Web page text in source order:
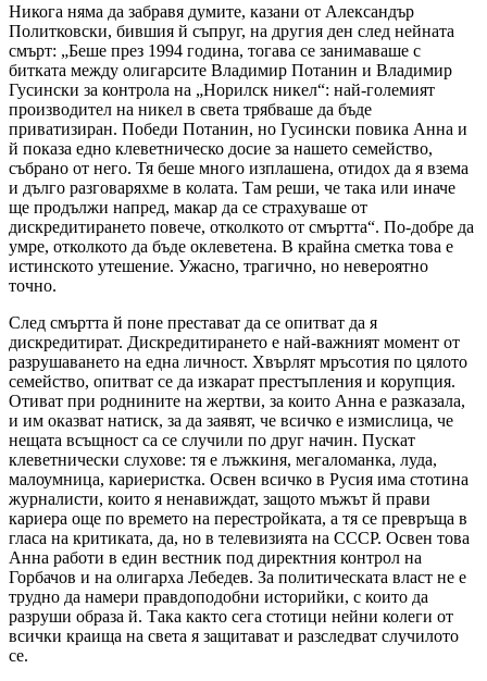
Никога няма да забравя думите, казани от Александър
Политковски, бившия й съпруг, на другия ден след нейната
смърт: „Беше през 1994 година, тогава се занимаваше с
битката между олигарсите Владимир Потанин и Владимир
Гусински за контрола на „Норилск никел“: най-големият
производител на никел в света трябваше да бъде
приватизиран. Победи Потанин, но Гусински повика Анна и
й показа едно клеветническо досие за нашето семейство,
събрано от него. Тя беше много изплашена, отидох да я взема
и дълго разговаряхме в колата. Там реши, че така или иначе
ще продължи напред, макар да се страхуваше от
дискредитирането повече, отколкото от смъртта“. По-добре да
умре, отколкото да бъде оклеветена. В крайна сметка това е
истинското утешение. Ужасно, трагично, но невероятно
точно.
След смъртта й поне престават да се опитват да я
дискредитират. Дискредитирането е най-важният момент от
разрушаването на една личност. Хвърлят мръсотия по цялото
семейство, опитват се да изкарат престъпления и корупция.
Отиват при роднините на жертви, за които Анна е разказала,
и им оказват натиск, за да заявят, че всичко е измислица, че
нещата всъщност са се случили по друг начин. Пускат
клеветнически слухове: тя е лъжкиня, мегаломанка, луда,
малоумница, кариеристка. Освен всичко в Русия има стотина
журналисти, които я ненавиждат, защото мъжът й прави
кариера още по времето на перестройката, а тя се превръща в
гласа на критиката, да, но в телевизията на СССР. Освен това
Анна работи в един вестник под директния контрол на
Горбачов и на олигарха Лебедев. За политическата власт не е
трудно да намери правдоподобни историйки, с които да
разруши образа й. Така както сега стотици нейни колеги от
всички краища на света я защитават и разследват случилото
се.